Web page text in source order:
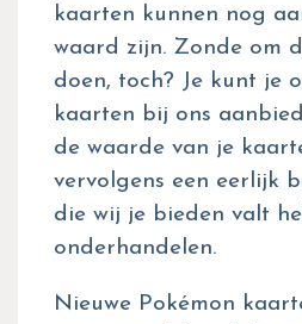
kaarten kunnen nog
waard zijn. Zonde om
doen, toch? Je kunt je
kaarten bij ons
de waarde van je
vervolgens een eerlijk
die wij je bieden valt
onderhandelen.
Nieuwe Pokémon